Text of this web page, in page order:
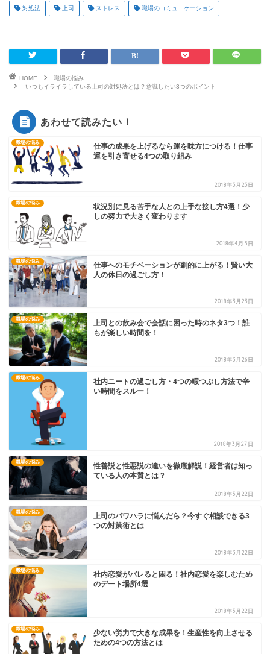
対処法 上司 ストレス 職場のコミュニケーション
HOME
職場の悩み
いつもイライラしている上司の対処法とは？意識したい3つのポイント
あわせて読みたい！
職場の悩み
仕事の成果を上げるなら運を味方につける！仕事
運を引き寄せる4つの取り組み
2018年3月23日
職場の悩み
状況別に見る苦手な人との上手な接し方4選！少
しの努力で大きく変わります
2018年4月5日
職場の悩み
仕事へのモチベーションが劇的に上がる！賢い大
人の休日の過ごし方！
2018年3月23日
職場の悩み
上司との飲み会で会話に困った時のネタ3つ！誰
もが楽しい時間を！
2018年3月26日
職場の悩み
社内ニートの過ごし方・4つの暇つぶし方法で辛
い時間をスルー！
2018年3月27日
職場の悩み
性善説と性悪説の違いを徹底解説！経営者は知っ
ている人の本質とは？
2018年3月22日
職場の悩み
上司のパワハラに悩んだら？今すぐ相談できる3
つの対策術とは
2018年3月22日
職場の悩み
社内恋愛がバレると困る！社内恋愛を楽しむため
のデート場所4選
2018年3月22日
職場の悩み
少ない労力で大きな成果を！生産性を向上させる
ための4つの方法とは